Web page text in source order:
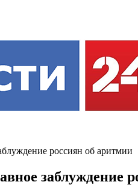
россиян об аритмии
заблуждение